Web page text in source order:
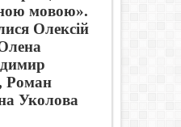
мовою».
Олексій
Роман
Уколова